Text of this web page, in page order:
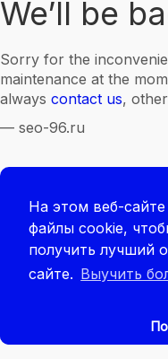
На этом веб-
файлы cookie,
получить лучший
сайте. Выучить
We’ll be
Sorry for the
maintenance at the
always contact us,
— seo-96.ru